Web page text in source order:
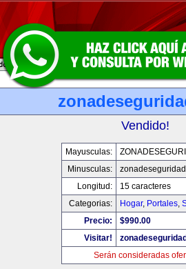
Vendido!
Mayusculas:
Minusculas:
Longitud:
15 caracteres
Categorias:
Hogar, Portales,
Precio:
$990.00
Visitar!
Serán consideradas